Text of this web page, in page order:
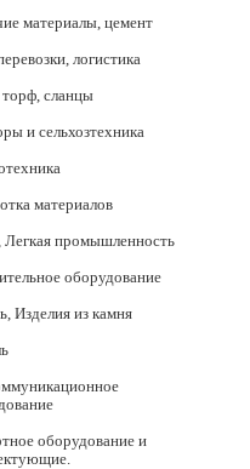
материалы, цемент
логистика
торф, сланцы
и сельхозтехника
материалов
Легкая промышленность
оборудование
Изделия из камня
оборудование и